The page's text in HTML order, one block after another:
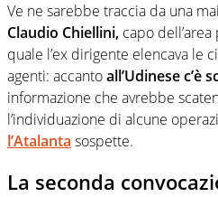
Ve ne sarebbe traccia da una
Claudio Chiellini, capo
quale l’ex dirigente elencava le
agenti: accantoall’Udinese c’è
informazione che avrebbe
l’individuazione di alcune
l’Atalanta sospette.
La seconda